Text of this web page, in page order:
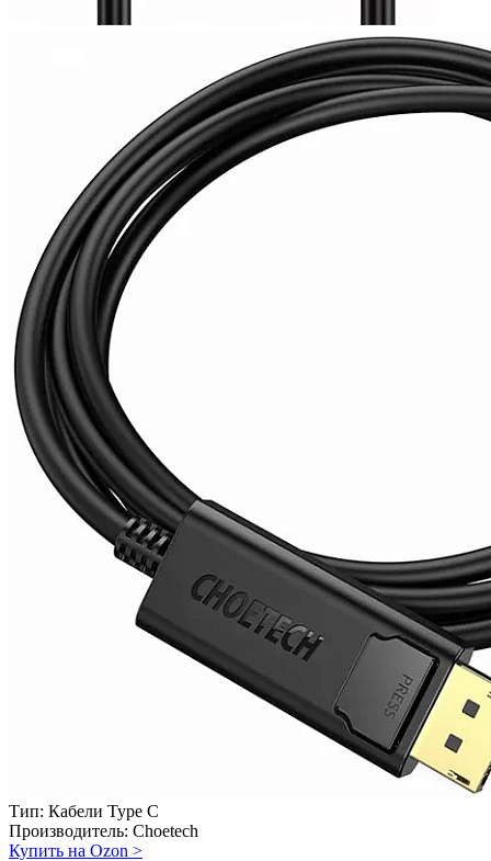
Тип: Кабели Type C
Производитель: Choetech
Купить на Ozon >